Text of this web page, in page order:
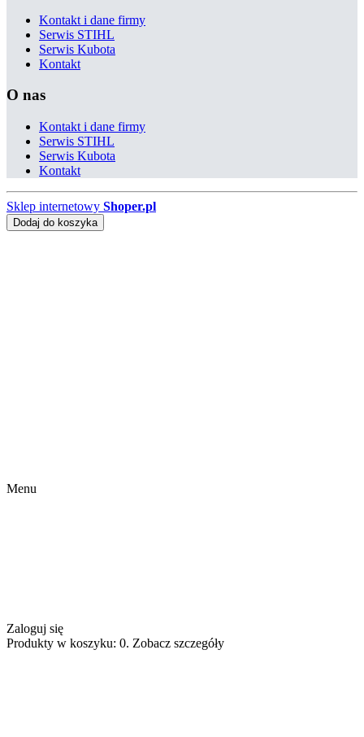
Kontakt i dane firmy
Serwis STIHL
Serwis Kubota
Kontakt
O nas
Kontakt i dane firmy
Serwis STIHL
Serwis Kubota
Kontakt
Sklep internetowy Shoper.pl
Dodaj do koszyka
Menu
Zaloguj się
Produkty w koszyku: 0. Zobacz szczegóły